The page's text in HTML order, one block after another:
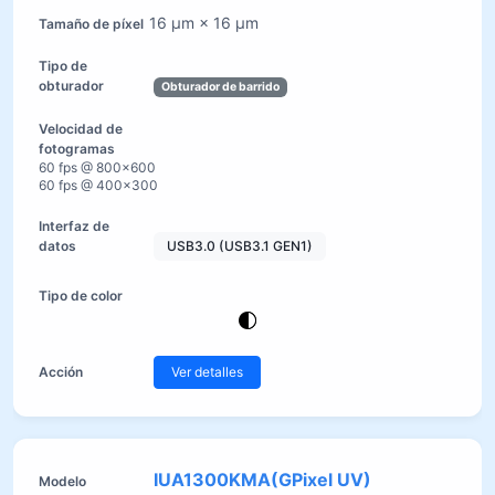
16 µm × 16 µm
Obturador de barrido
60 fps @ 800×600
60 fps @ 400×300
USB3.0 (USB3.1 GEN1)
Ver detalles
IUA1300KMA(GPixel UV)